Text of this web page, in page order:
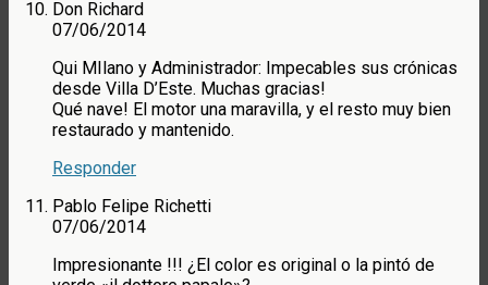
Don Richard
07/06/2014
Qui MIlano y Administrador: Impecables sus crónicas
desde Villa D’Este. Muchas gracias!
Qué nave! El motor una maravilla, y el resto muy bien
restaurado y mantenido.
Responder
Pablo Felipe Richetti
07/06/2014
Impresionante !!! ¿El color es original o la pintó de